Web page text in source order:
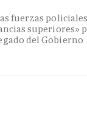
fuerzas
superiores»
del Gobierno